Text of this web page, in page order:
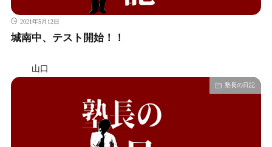
2021年5月12日
城南中、テスト開始！！
山口
塾長の日記